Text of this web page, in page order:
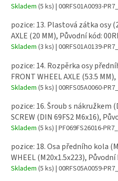
Skladem (5 ks) | 00RFS01A0093-
pozice: 13. Plastová zátka osy
AXLE (20 MM), Původní kód:
Skladem (3 ks) | 00RFS01A0139-
pozice: 14. Rozpěrka osy
FRONT WHEEL AXLE (53.5
Skladem (5 ks) | 00RFS05A0060-
pozice: 16. Šroub s nákružkem
SCREW (DIN 69FS2 M6x16),
Skladem (5 ks) | PF069FS26016-
pozice: 18. Osa předního kola
WHEEL (M20x1.5x223), Původní
Skladem (5 ks) | 00RFS05A0059-